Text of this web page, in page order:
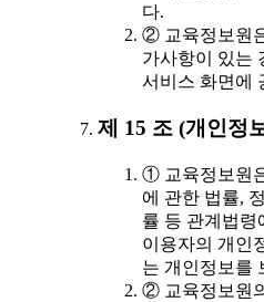
다.
② 교육정보원
가사항이 있는
서비스 화면에
제 15 조 (개인정
① 교육정보원
에 관한 법률,
률 등 관계법령
이용자의 개인
는 개인정보를
② 교육정보원